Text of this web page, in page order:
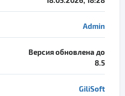
Admin
Версия обновлена до
8.5
GiliSoft